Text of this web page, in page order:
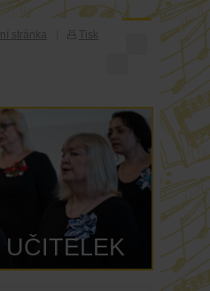
stránka Tisk